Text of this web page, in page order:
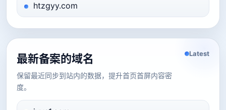
htzgyy.com
最新备案的域名
保留最近同步到站内的数据，提升首页首屏内容密
度。
Latest